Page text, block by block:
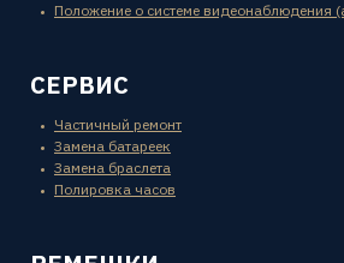
Положение о системе видеонаблюдения
СЕРВИС
Частичный ремонт
Замена батареек
Замена браслета
Полировка часов